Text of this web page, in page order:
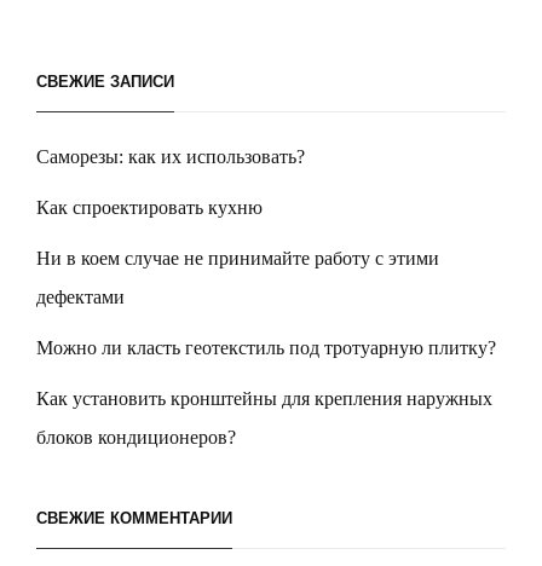
СВЕЖИЕ ЗАПИСИ
Саморезы: как их использовать?
Как спроектировать кухню
Ни в коем случае не принимайте работу с этими
дефектами
Можно ли класть геотекстиль под тротуарную плитку?
Как установить кронштейны для крепления наружных
блоков кондиционеров?
СВЕЖИЕ КОММЕНТАРИИ